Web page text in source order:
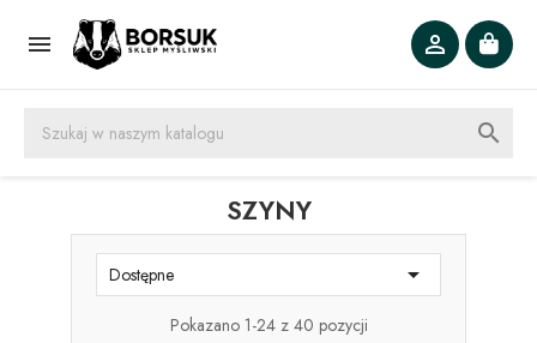
 

SZYNY
Dostępne 
Pokazano 1-24 z 40 pozycji